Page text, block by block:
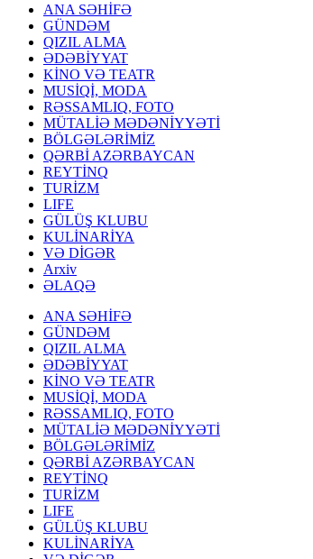
ANA SƏHİFƏ
GÜNDƏM
QIZIL ALMA
ƏDƏBİYYAT
KİNO VƏ TEATR
MUSİQİ, MODA
RƏSSAMLIQ, FOTO
MÜTALİƏ MƏDƏNİYYƏTİ
BÖLGƏLƏRİMİZ
QƏRBİ AZƏRBAYCAN
REYTİNQ
TURİZM
LIFE
GÜLÜŞ KLUBU
KULİNARİYA
VƏ DİGƏR
Arxiv
ƏLAQƏ
ANA SƏHİFƏ
GÜNDƏM
QIZIL ALMA
ƏDƏBİYYAT
KİNO VƏ TEATR
MUSİQİ, MODA
RƏSSAMLIQ, FOTO
MÜTALİƏ MƏDƏNİYYƏTİ
BÖLGƏLƏRİMİZ
QƏRBİ AZƏRBAYCAN
REYTİNQ
TURİZM
LIFE
GÜLÜŞ KLUBU
KULİNARİYA